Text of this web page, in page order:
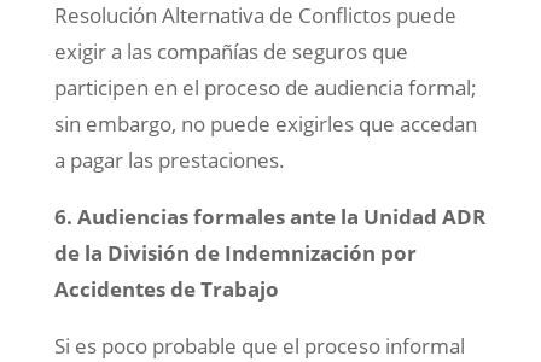
Resolución Alternativa de Conflictos puede
exigir a las compañías de seguros que
participen en el proceso de audiencia formal;
sin embargo, no puede exigirles que accedan
a pagar las prestaciones.
6. Audiencias formales ante la Unidad ADR
de la División de Indemnización por
Accidentes de Trabajo
Si es poco probable que el proceso informal